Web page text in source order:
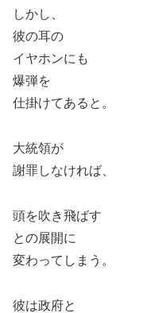
しかし、
彼の耳の
イヤホンにも
爆弾を
仕掛けてあると。
大統領が
謝罪しなければ、
頭を吹き飛ばす
との展開に
変わってしまう。
彼は政府と